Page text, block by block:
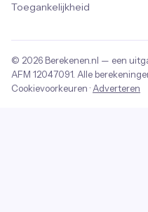
Toegankelijkheid
© 2026 Berekenen.nl — een
AFM 12047091 . Alle
Cookievoorkeuren · Adverteren